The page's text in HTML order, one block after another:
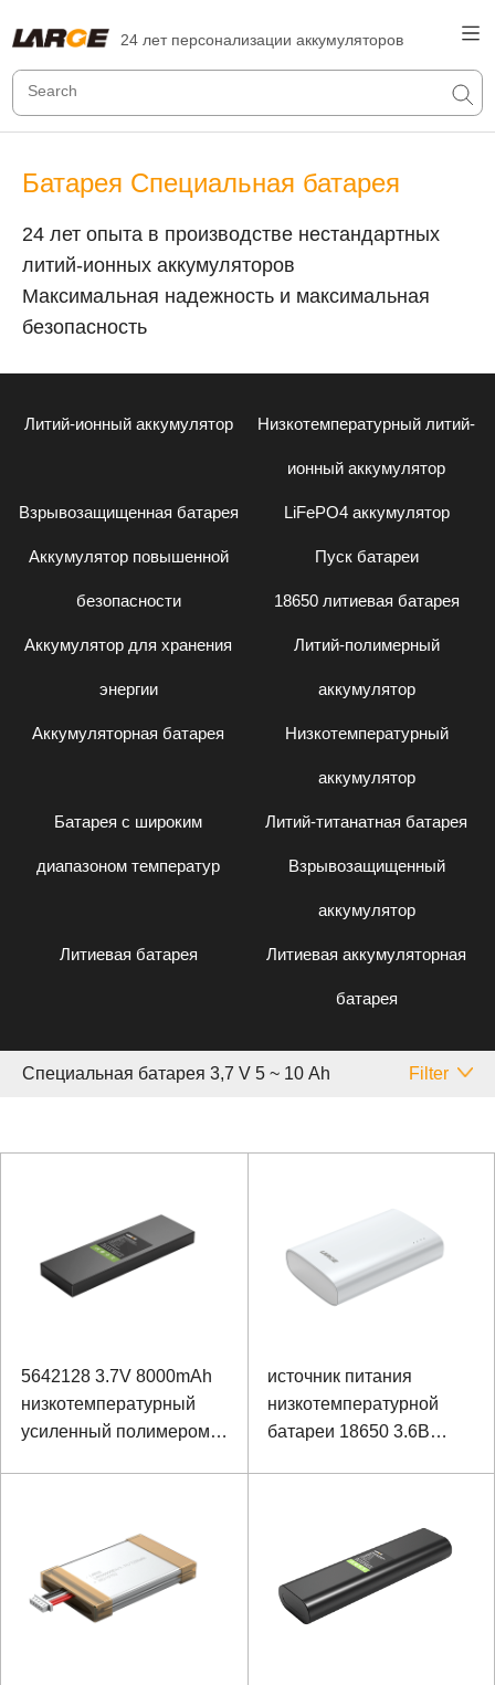
24 лет персонализации аккумуляторов
Батарея Специальная батарея
24 лет опыта в производстве нестандартных
литий-ионных аккумуляторов
Максимальная надежность и максимальная
безопасность
Литий-ионный аккумулятор Низкотемпературный литий-
ионный аккумулятор
Взрывозащищенная батарея LiFePO4 аккумулятор
Аккумулятор повышенной
безопасности
Пуск батареи
18650 литиевая батарея
Аккумулятор для хранения
энергии
Литий-полимерный
аккумулятор
Аккумуляторная батарея Низкотемпературный
аккумулятор
Батарея с широким
диапазоном температур
Литий-титанатная батарея
Взрывозащищенный
аккумулятор
Литиевая батарея Литиевая аккумуляторная
батарея
Специальная батарея 3,7 V 5 ~ 10 Аh Filter
5642128 3.7V 8000mAh
низкотемпературный
усиленный полимером
источник питания
низкотемпературной
батареи 18650 3.6В